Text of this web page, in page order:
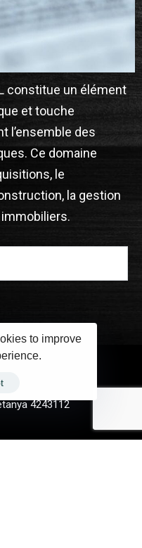
constitue un élément
et touche
l’ensemble des
Ce domaine
le
la gestion
4243112
to improve